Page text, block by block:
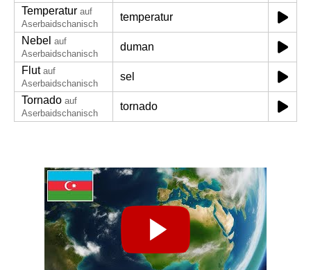
Temperatur auf
Aserbaidschanisch
temperatur
Nebel auf
Aserbaidschanisch
duman
Flut auf
Aserbaidschanisch
sel
Tornado auf
Aserbaidschanisch
tornado